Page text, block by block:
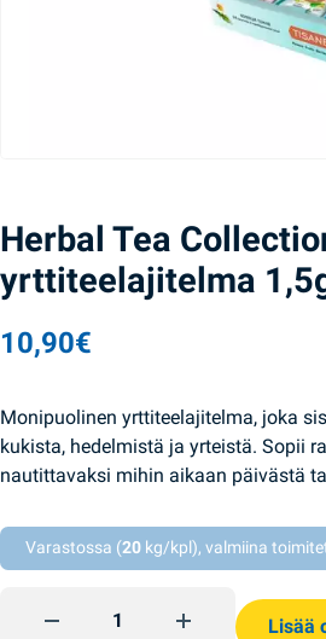
Herbal Tea
yrttiteelajitelma
10,90€
Monipuolinen yrttiteelajitelma, joka
kukista, hedelmistä ja yrteistä. Sopii
nautittavaksi mihin aikaan päivästä
Varastossa (20 kg/kpl), valmiina
Herbal Tea Collection
Lisää